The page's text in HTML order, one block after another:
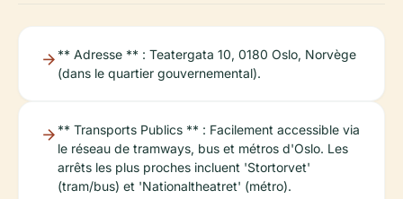
** Adresse ** : Teatergata 10, 0180 Oslo, Norvège
(dans le quartier gouvernemental).
** Transports Publics ** : Facilement accessible via
le réseau de tramways, bus et métros d'Oslo. Les
arrêts les plus proches incluent 'Stortorvet'
(tram/bus) et 'Nationaltheatret' (métro).